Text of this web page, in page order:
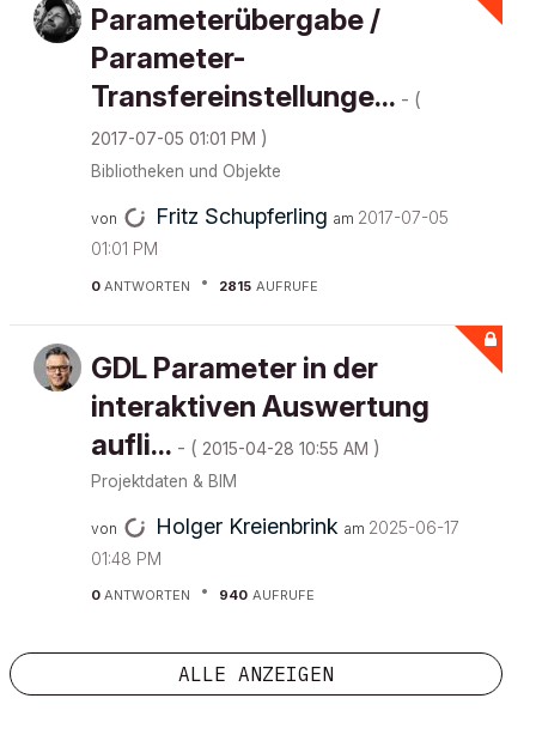
Parameterübergabe /
Parameter-
Transfereinstellunge... - (
‎2017-07-05 01:01 PM )
Bibliotheken und Objekte
von Fritz Schupferling am ‎2017-07-05
01:01 PM
0 ANTWORTEN 2815 AUFRUFE
GDL Parameter in der
interaktiven Auswertung
aufli... - ( ‎2015-04-28 10:55 AM )
Projektdaten & BIM
von Holger Kreienbrink am ‎2025-06-17
01:48 PM
0 ANTWORTEN 940 AUFRUFE
ALLE ANZEIGEN